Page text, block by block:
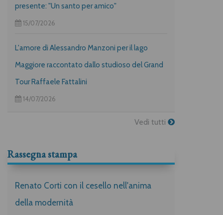
presente: "Un santo per amico"
15/07/2026
L'amore di Alessandro Manzoni per il lago
Maggiore raccontato dallo studioso del Grand
Tour Raffaele Fattalini
14/07/2026
Vedi tutti
Rassegna stampa
Renato Corti con il cesello nell'anima
della modernità